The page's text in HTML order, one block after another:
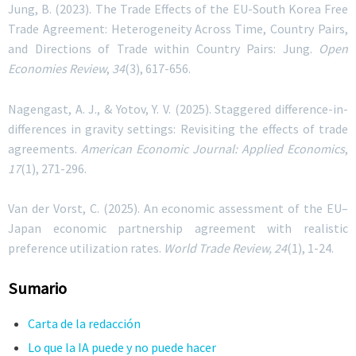
Jung, B. (2023). The Trade Effects of the EU-South Korea Free
Trade Agreement: Heterogeneity Across Time, Country Pairs,
and Directions of Trade within Country Pairs: Jung. Open
Economies Review, 34(3), 617-656.
Nagengast, A. J., & Yotov, Y. V. (2025). Staggered difference-in-
differences in gravity settings: Revisiting the effects of trade
agreements. American Economic Journal: Applied Economics,
17(1), 271-296.
Van der Vorst, C. (2025). An economic assessment of the EU–
Japan economic partnership agreement with realistic
preference utilization rates. World Trade Review, 24(1), 1-24.
Sumario
Carta de la redacción
Lo que la IA puede y no puede hacer